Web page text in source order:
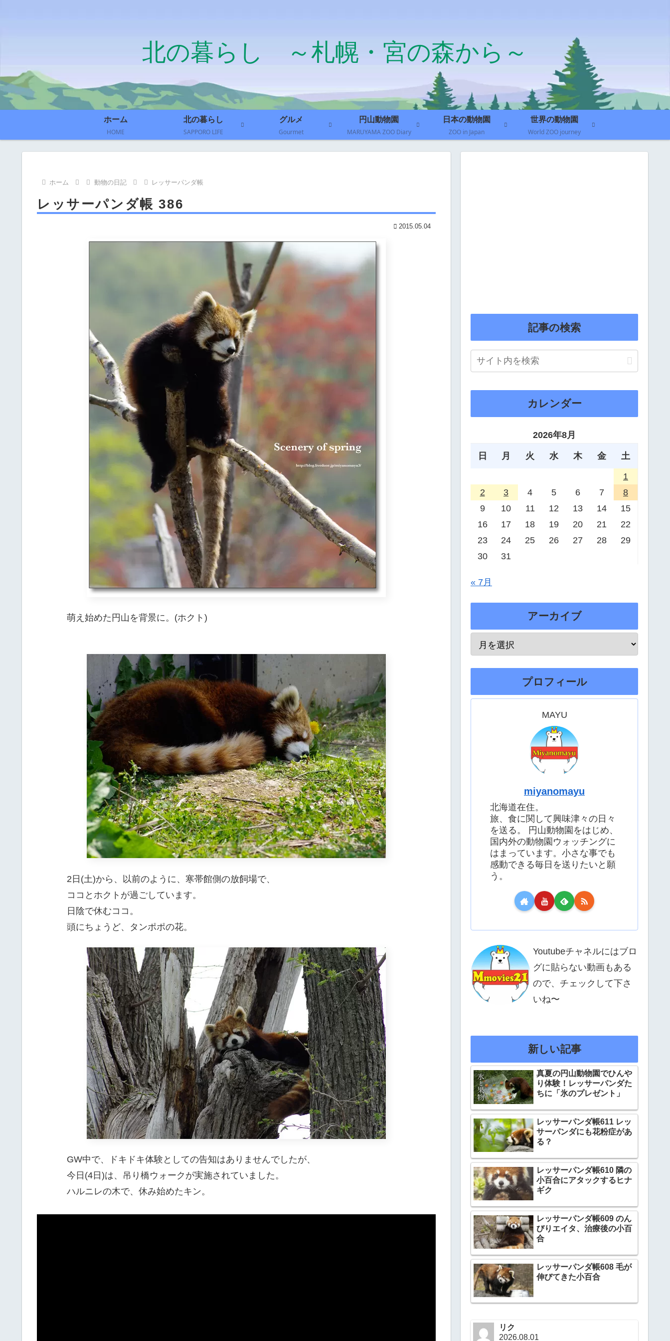
北の暮らし ～札幌・宮の森から～
ホーム
HOME
北の暮らし
SAPPORO LIFE
グルメ
Gourmet
円山動物園
MARUYAMA ZOO Diary
日本の動物園
ZOO in Japan
世界の動物園
World ZOO journey
ホーム 動物の日記 レッサーパンダ帳
レッサーパンダ帳 386
2015.05.04
萌え始めた円山を背景に。(ホクト)
2日(土)から、以前のように、寒帯館側の放飼場で、
ココとホクトが過ごしています。
日陰で休むココ。
頭にちょうど、タンポポの花。
GW中で、ドキドキ体験としての告知はありませんでしたが、
今日(4日)は、吊り橋ウォークが実施されていました。
ハルニレの木で、休み始めたキン。
記事の検索
カレンダー
2026年8月
日 月 火 水 木 金 土
1
2
3 4 5 6 7
8
9
10 11 12 13 14
15
16
17 18 19 20 21
22
23
24 25 26 27 28
29
30
31
« 7月
アーカイブ
プロフィール
MAYU
miyanomayu
北海道在住。
旅、食に関して興味津々の日々
を送る。 円山動物園をはじめ、
国内外の動物園ウォッチングに
はまっています。小さな事でも
感動できる毎日を送りたいと願
う。
Youtubeチャネルにはブロ
グに貼らない動画もある
ので、チェックして下さ
いね〜
新しい記事
真夏の円山動物園でひんや
り体験！レッサーパンダた
ちに「氷のプレゼント」
レッサーパンダ帳611 レッ
サーパンダにも花粉症があ
る？
レッサーパンダ帳610 隣の
小百合にアタックするヒナ
ギク
レッサーパンダ帳609 のん
びりエイタ、治療後の小百
合
レッサーパンダ帳608 毛が
伸びてきた小百合
リク
2026.08.01